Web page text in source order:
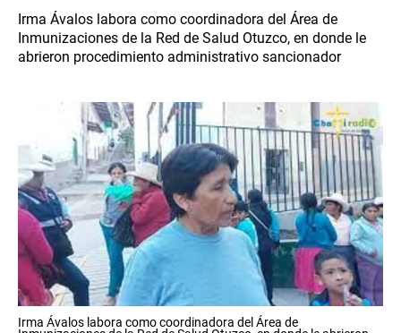
Irma Ávalos labora como coordinadora del Área de
Inmunizaciones de la Red de Salud Otuzco, en donde le
abrieron procedimiento administrativo sancionador
Irma Ávalos labora como coordinadora del Área de